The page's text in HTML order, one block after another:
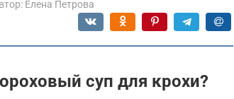
Елена Петрова
суп для крохи?